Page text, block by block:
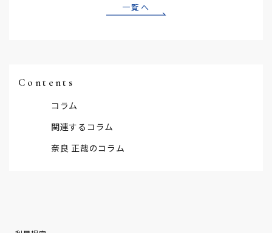
一覧へ
Contents
コラム
関連するコラム
奈良 正哉のコラム